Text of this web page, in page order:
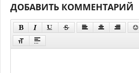
ДОБАВИТЬ КОММЕНТАРИЙ